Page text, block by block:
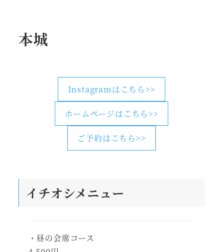
本城
Instagramはこちら>>
ホームページはこちら>>
ご予約はこちら>>
イチオシメニュー
・昼の会席コース